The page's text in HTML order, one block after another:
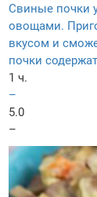
Свиные почки
овощами.
вкусом и
почки
1 ч.
–
5.0
–